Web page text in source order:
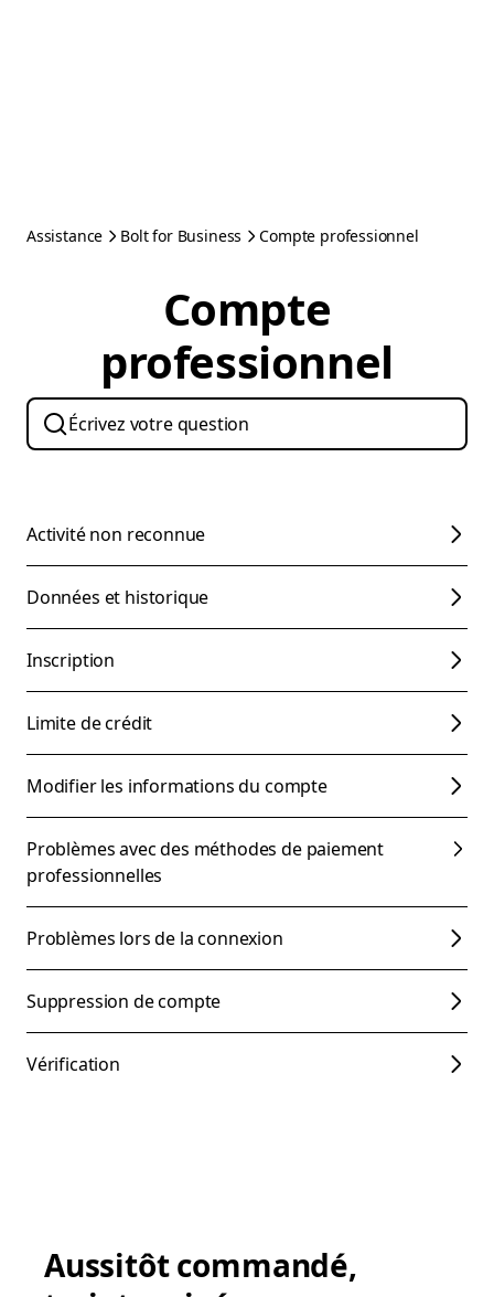
Assistance Bolt for Business Compte professionnel
Compte
professionnel
Activité non reconnue
Données et historique
Inscription
Limite de crédit
Modifier les informations du compte
Problèmes avec des méthodes de paiement
professionnelles
Problèmes lors de la connexion
Suppression de compte
Vérification
Aussitôt commandé,